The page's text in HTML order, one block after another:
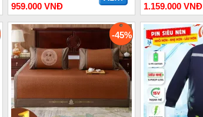
959.000 VNĐ 1.159.000 VNĐ
-45%